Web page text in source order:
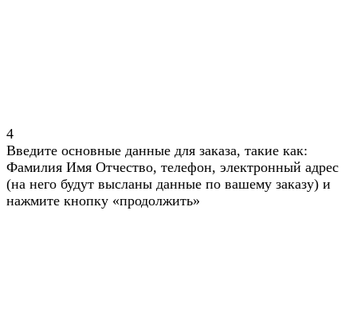
4
Введите основные данные для заказа, такие как:
Фамилия Имя Отчество, телефон, электронный адрес
(на него будут высланы данные по вашему заказу) и
нажмите кнопку «продолжить»